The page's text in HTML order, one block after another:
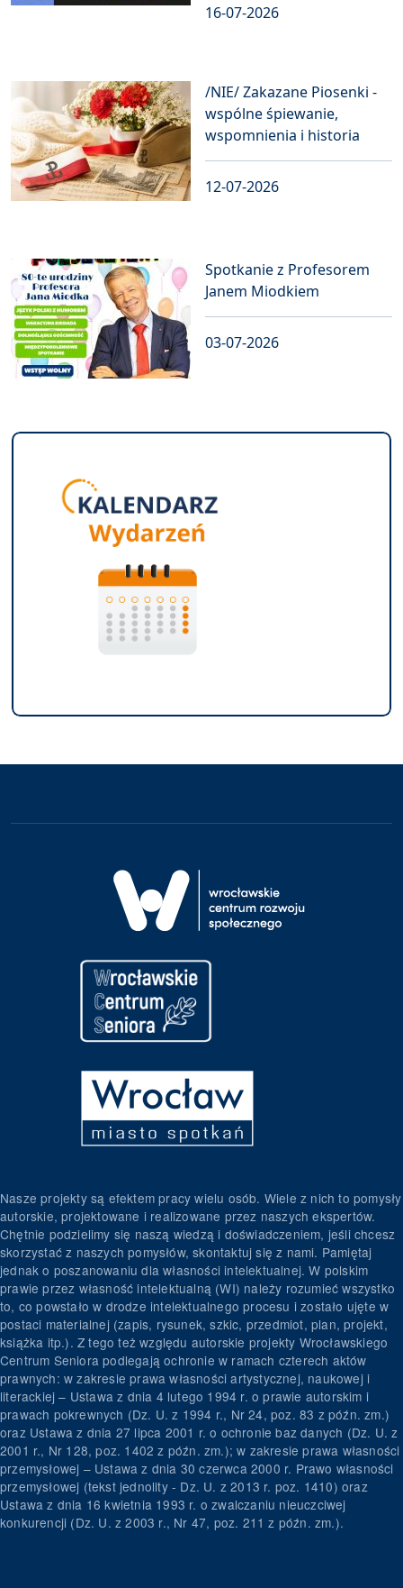
16-07-2026
/NIE/ Zakazane Piosenki -
wspólne śpiewanie,
wspomnienia i historia
12-07-2026
Spotkanie z Profesorem
Janem Miodkiem
03-07-2026
Nasze projekty są efektem pracy wielu osób. Wiele z nich to pomysły
autorskie, projektowane i realizowane przez naszych ekspertów.
Chętnie podzielimy się naszą wiedzą i doświadczeniem, jeśli chcesz
skorzystać z naszych pomysłów, skontaktuj się z nami. Pamiętaj
jednak o poszanowaniu dla własności intelektualnej. W polskim
prawie przez własność intelektualną (WI) należy rozumieć wszystko
to, co powstało w drodze intelektualnego procesu i zostało ujęte w
postaci materialnej (zapis, rysunek, szkic, przedmiot, plan, projekt,
książka itp.). Z tego też względu autorskie projekty Wrocławskiego
Centrum Seniora podlegają ochronie w ramach czterech aktów
prawnych: w zakresie prawa własności artystycznej, naukowej i
literackiej – Ustawa z dnia 4 lutego 1994 r. o prawie autorskim i
prawach pokrewnych (Dz. U. z 1994 r., Nr 24, poz. 83 z późn. zm.)
oraz Ustawa z dnia 27 lipca 2001 r. o ochronie baz danych (Dz. U. z
2001 r., Nr 128, poz. 1402 z późn. zm.); w zakresie prawa własności
przemysłowej – Ustawa z dnia 30 czerwca 2000 r. Prawo własności
przemysłowej (tekst jednolity - Dz. U. z 2013 r. poz. 1410) oraz
Ustawa z dnia 16 kwietnia 1993 r. o zwalczaniu nieuczciwej
konkurencji (Dz. U. z 2003 r., Nr 47, poz. 211 z późn. zm.).